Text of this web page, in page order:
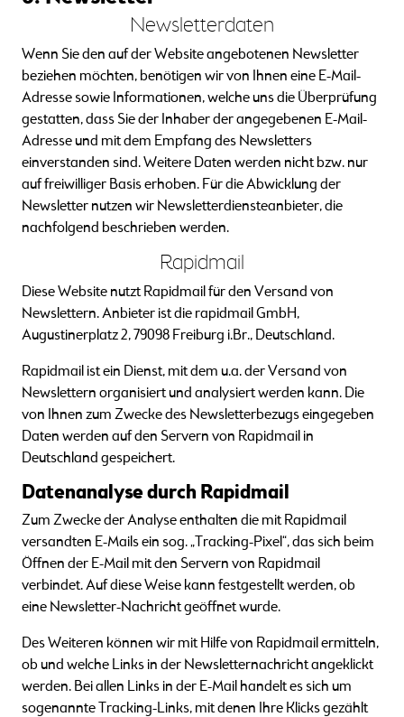
Newsletter­daten
Wenn Sie den auf der Website angebotenen Newsletter
beziehen möchten, benötigen wir von Ihnen eine E-Mail-
Adresse sowie Informationen, welche uns die Überprüfung
gestatten, dass Sie der Inhaber der angegebenen E-Mail-
Adresse und mit dem Empfang des Newsletters
einverstanden sind. Weitere Daten werden nicht bzw. nur
auf freiwilliger Basis erhoben. Für die Abwicklung der
Newsletter nutzen wir Newsletterdiensteanbieter, die
nachfolgend beschrieben werden.
Rapidmail
Diese Website nutzt Rapidmail für den Versand von
Newslettern. Anbieter ist die rapidmail GmbH,
Augustinerplatz 2, 79098 Freiburg i.Br., Deutschland.
Rapidmail ist ein Dienst, mit dem u.a. der Versand von
Newslettern organisiert und analysiert werden kann. Die
von Ihnen zum Zwecke des Newsletterbezugs eingegeben
Daten werden auf den Servern von Rapidmail in
Deutschland gespeichert.
Datenanalyse durch Rapidmail
Zum Zwecke der Analyse enthalten die mit Rapidmail
versandten E-Mails ein sog. „Tracking-Pixel“, das sich beim
Öffnen der E-Mail mit den Servern von Rapidmail
verbindet. Auf diese Weise kann festgestellt werden, ob
eine Newsletter-Nachricht geöffnet wurde.
Des Weiteren können wir mit Hilfe von Rapidmail ermitteln,
ob und welche Links in der Newsletternachricht angeklickt
werden. Bei allen Links in der E-Mail handelt es sich um
sogenannte Tracking-Links, mit denen Ihre Klicks gezählt